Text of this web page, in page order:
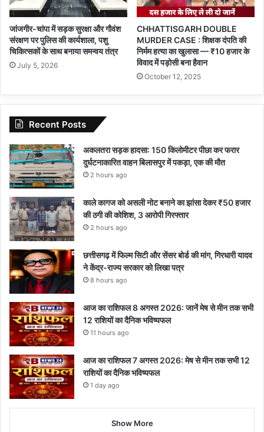
जांजगीर-चांपा में सड़क सुरक्षा और गौवंश
संरक्षण पर पुलिस की कार्यशाला, पशु
चिकित्सकों के साथ बनाया समन्वय तंत्र
July 5, 2026
CHHATTISGARH DOUBLE
MURDER CASE : शिक्षक दंपति की
निर्मम हत्या का खुलासा — ₹10 हजार के
विवाद में पड़ोसी बना हैवान
October 12, 2025
Recent Posts
अकलतरा सड़क हादसा: 150 किलोमीटर पीछा कर फरार
दुर्घटनाकारित वाहन बिलासपुर में पकड़ा, एक की मौत
2 hours ago
काले कागज को असली नोट बनाने का झांसा देकर ₹50 हजार
की ठगी की कोशिश, 3 आरोपी गिरफ्तार
2 hours ago
छत्तीसगढ़ में फिल्म सिटी और सेंसर बोर्ड की मांग, गिरधारी यादव
ने केंद्र-राज्य सरकार को लिखा पत्र
8 hours ago
आज का राशिफल 8 अगस्त 2026: जानें मेष से मीन तक सभी
12 राशियों का दैनिक भविष्यफल
11 hours ago
आज का राशिफल 7 अगस्त 2026: मेष से मीन तक सभी 12
राशियों का दैनिक भविष्यफल
1 day ago
Show More